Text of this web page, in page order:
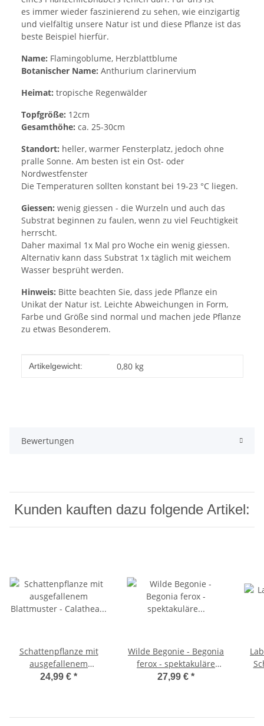
es immer wieder faszinierend zu sehen, wie einzigartig
und vielfältig unsere Natur ist und diese Pflanze ist das
beste Beispiel hierfür.
Name: Flamingoblume, Herzblattblume
Botanischer Name: Anthurium clarinervium
Heimat: tropische Regenwälder
Topfgröße: 12cm
Gesamthöhe: ca. 25-30cm
Standort: heller, warmer Fensterplatz, jedoch ohne
pralle Sonne. Am besten ist ein Ost- oder
Nordwestfenster
Die Temperaturen sollten konstant bei 19-23 °C liegen.
Giessen: wenig giessen - die Wurzeln und auch das
Substrat beginnen zu faulen, wenn zu viel Feuchtigkeit
herrscht.
Daher maximal 1x Mal pro Woche ein wenig giessen.
Alternativ kann dass Substrat 1x täglich mit weichem
Wasser besprüht werden.
Hinweis: Bitte beachten Sie, dass jede Pflanze ein
Unikat der Natur ist. Leichte Abweichungen in Form,
Farbe und Größe sind normal und machen jede Pflanze
zu etwas Besonderem.
Produkteigenschaft
Wert
Artikelgewicht: 0,80 kg
Bewertungen
Kunden kauften dazu folgende Artikel:
Schattenpflanze mit
ausgefallenem
Blattmuster - Calathea
24,99 € *
Wilde Begonie - Begonia
ferox - spektakuläre
Blattpflanze - Rarität -
27,99 € *